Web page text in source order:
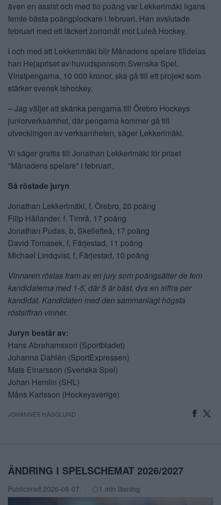
även en assist och med tio poäng var Lekkerimäki ligans
femte bästa poängplockare i februari. Han avslutade
februari med ett läckert zorromål mot Luleå Hockey.
I och med att Lekkerimäki blir Månadens spelare tilldelas
han Hejapriset av huvudsponsorn Svenska Spel.
Vinstpengarna, 10 000 kronor, ska gå till ett projekt som
stärker svensk ishockey.
– Jag väljer att skänka pengarna till Örebro Hockeys
juniorverksamhet, där pengarna kommer gå till
utvecklingen av verksamheten, säger Lekkerimäki.
Vi säger grattis till Jonathan Lekkerimäki för priset
"Månadens spelare" i februari.
Så röstade juryn
Jonathan Lekkerimäki, f, Örebro, 20 poäng
Filip Hållander, f, Timrå, 17 poäng
Jonathan Pudas, b, Skellefteå, 17 poäng
David Tomasek, f, Färjestad, 11 poäng
Michael Lindqvist, f, Färjestad, 10 poäng
Vinnaren röstas fram av en jury som poängsätter de fem
kandidaterna med 1-5, där 5 är bäst, dvs en siffra per
kandidat. Kandidaten med den sammanlagt högsta
röstsiffran vinner.
Juryn består av:
Hans Abrahamsson (Sportbladet)
Johanna Dahlén (SportExpressen)
Mats Einarsson (Svenska Spel)
Johan Hemlin (SHL)
Måns Karlsson (Hockeysverige)
JOHANNES HÄGGLUND
ÄNDRING I SPELSCHEMAT 2026/2027
Publicerad:2026-08-07 1 min läsning